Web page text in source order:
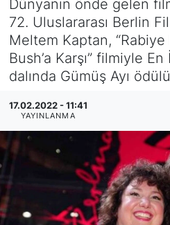
Dünyanın önde gelen
72. Uluslararası Berlin
Meltem Kaptan,
Bush’a Karşı” filmiyle
dalında Gümüş Ayı
17.02.2022 - 11:41
YAYINLANMA
EKONOMİ
SİYASET
SAĞLIK
Haber Arşivi